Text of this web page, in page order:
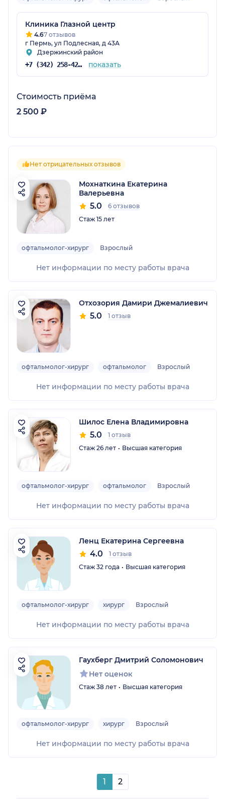
Клиника Глазной центр
4.67 отзывов
г Пермь, ул Подлесная, д 43А
Дзержинский район
+7 (342) 258-42-00 показать
Стоимость приёма
2 500 ₽
Нет отрицательных отзывов
Мохнаткина Екатерина
Валерьевна
5.0
6 отзывов
Стаж 15 лет
офтальмолог-хирург Взрослый
Нет информации по месту работы врача
Отхозория Дамири Джемалиевич
5.0 1 отзыв
офтальмолог-хирург офтальмолог Взрослый
Нет информации по месту работы врача
Шилос Елена Владимировна
5.0
1 отзыв
Стаж 26 лет
Высшая категория
офтальмолог-хирург офтальмолог Взрослый
Нет информации по месту работы врача
Ленц Екатерина Сергеевна
4.0
1 отзыв
Стаж 32 года
Высшая категория
офтальмолог-хирург хирург Взрослый
Нет информации по месту работы врача
Гаухберг Дмитрий Соломонович
Нет оценок
Стаж 38 лет Высшая категория
офтальмолог-хирург хирург Взрослый
Нет информации по месту работы врача
1 2